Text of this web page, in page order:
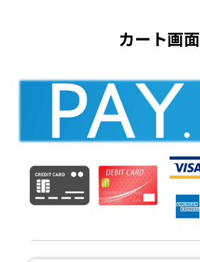
カート画面